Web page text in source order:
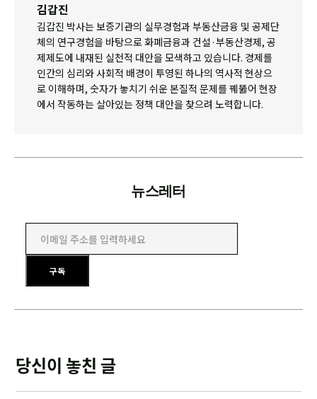
김갑진
김갑진 박사는 보증기관의 실무경험과 부동산금융 및 공제단
체의 연구경험을 바탕으로 화폐금융과 건설·부동산경제, 공
제제도에 내재된 실천적 대안을 모색하고 있습니다. 경제를
인간의 심리와 사회적 배경이 투영된 하나의 역사적 현상으
로 이해하며, 숫자가 놓치기 쉬운 본질적 문제를 꿰뚫어 현장
에서 작동하는 살아있는 정책 대안을 찾으려 노력합니다.
뉴스레터
이메일 주소를 입력하세요
구독
당신이 놓친 글